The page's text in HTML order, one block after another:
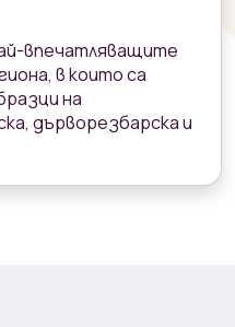
впечатляващите
в които са
на
дърворезбарска и